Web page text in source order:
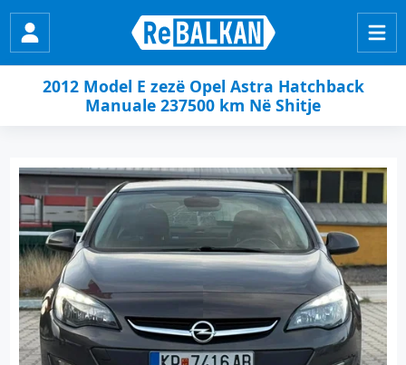
2012 Model E zezë Opel Astra Hatchback
Manuale 237500 km Në Shitje